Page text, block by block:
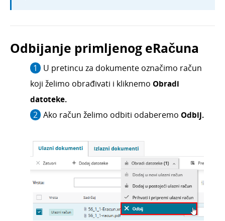
Odbijanje primljenog eRačuna
U pretincu za dokumente označimo račun
koji želimo obrađivati i kliknemo Obradi
datoteke.
Ako račun želimo odbiti odaberemo Odbij.